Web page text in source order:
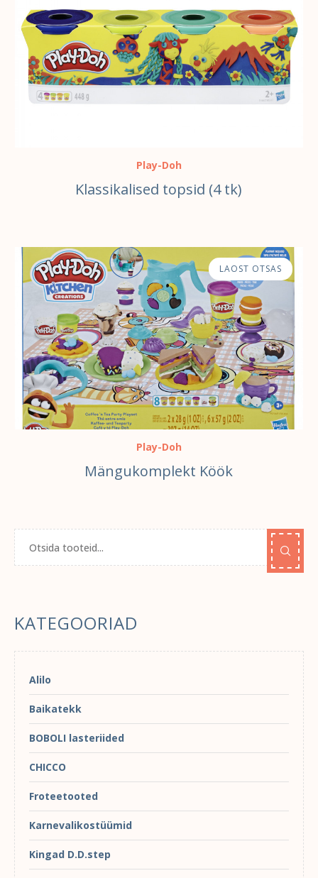
Play-Doh
Klassikalised topsid (4 tk)
LAOST OTSAS
Play-Doh
Mängukomplekt Köök
KATEGOORIAD
Alilo
Baikatekk
BOBOLI lasteriided
CHICCO
Froteetooted
Karnevalikostüümid
Kingad D.D.step